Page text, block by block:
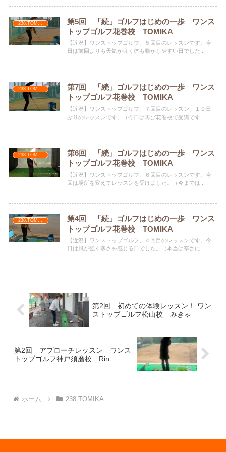
238.TOMIKA
第5回 「続」ゴルフはじめの一歩 ワンス
トップゴルフ花巻校 TOMIKA
【近況】ワンストップゴルフ、５回目のレッスンです。今
日は前回よりも天気が良く体も動かしやすい日でした...
238.TOMIKA
第7回 「続」ゴルフはじめの一歩 ワンス
トップゴルフ花巻校 TOMIKA
【近況】ワンストップゴルフ、７回目のレッスン。１０日
ぶりのレッスンです。（今日は再び花巻校で受講です...
第6回 「続」ゴルフはじめの一歩 ワンス
トップゴルフ花巻校 TOMIKA
【近況】ワンストップゴルフ、６回目のレッスンです。今
回は場所を変えてレッスンを受けました。（今までは...
第4回 「続」ゴルフはじめの一歩 ワンス
トップゴルフ花巻校 TOMIKA
【近況】ワンストップゴルフ、４回目のレッスンです。今
日は風が強く寒さを感じる日でした。（本当は寒さに...
第2回 初めての体験レッスン！ ワン
ストップゴルフ松山校 みきゃ
第2回 アプローチレッスン ワンス
トップゴルフ神戸須磨校 Rin
ホーム 238.TOMIKA